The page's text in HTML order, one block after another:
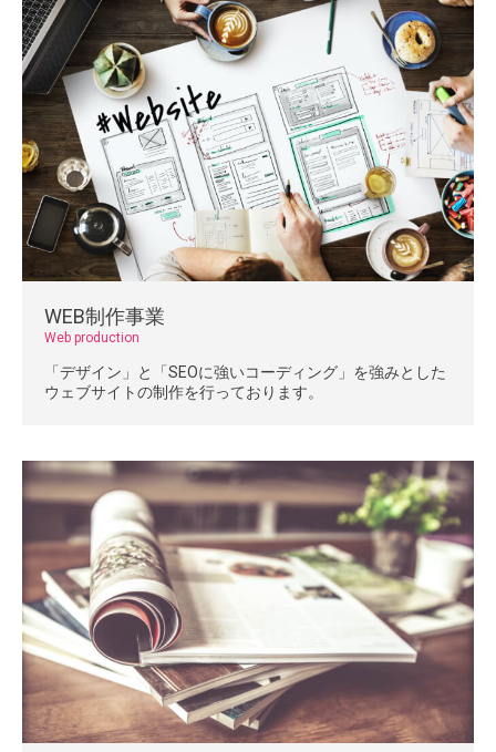
WEB制作事業
Web production
「デザイン」と「SEOに強いコーディング」を強みとした
ウェブサイトの制作を行っております。